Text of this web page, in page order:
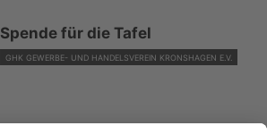
Spende für die Tafel
GHK GEWERBE- UND HANDELSVEREIN KRONSHAGEN E.V.